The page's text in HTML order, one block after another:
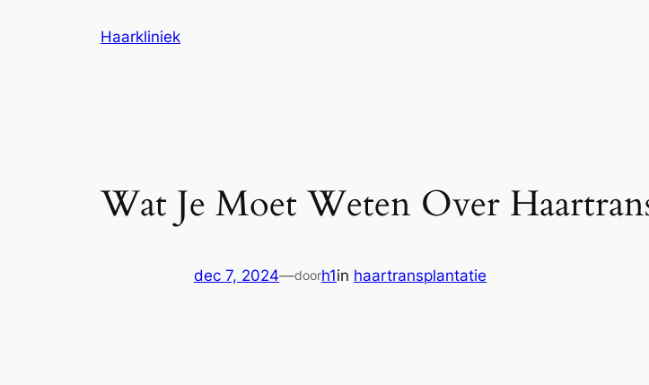
Haarkliniek
Wat Je Moet Weten Over
dec 7, 2024—doorh1in haartransplantatie